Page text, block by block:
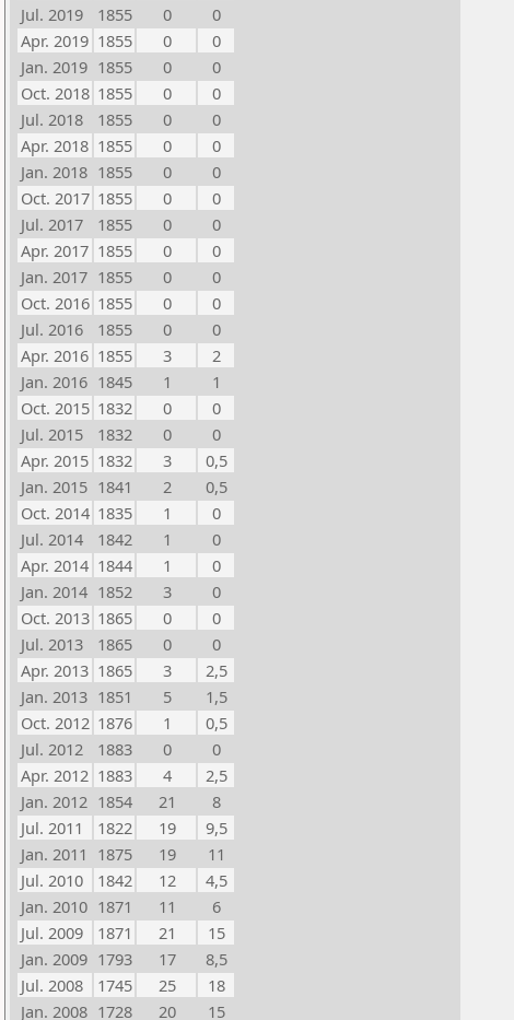
Jul. 2019
1855 0
0
Apr. 2019 1855 0
0
Jan. 2019 1855 0
0
Oct. 2018 1855 0
0
Jul. 2018
1855 0
0
Apr. 2018 1855 0
0
Jan. 2018 1855 0
0
Oct. 2017 1855 0
0
Jul. 2017
1855 0
0
Apr. 2017 1855 0
0
Jan. 2017 1855 0
0
Oct. 2016 1855 0
0
Jul. 2016
1855 0
0
Apr. 2016 1855 3
2
Jan. 2016 1845 1
1
Oct. 2015 1832 0
0
Jul. 2015
1832 0
0
Apr. 2015 1832 3
0,5
Jan. 2015 1841 2
0,5
Oct. 2014 1835 1
0
Jul. 2014
1842 1
0
Apr. 2014 1844 1
0
Jan. 2014 1852 3
0
Oct. 2013 1865 0
0
Jul. 2013
1865 0
0
Apr. 2013 1865 3
2,5
Jan. 2013 1851 5
1,5
Oct. 2012 1876 1
0,5
Jul. 2012
1883 0
0
Apr. 2012 1883 4
2,5
Jan. 2012 1854 21
8
Jul. 2011
1822 19
9,5
Jan. 2011 1875 19
11
Jul. 2010
1842 12
4,5
Jan. 2010 1871 11
6
Jul. 2009
1871 21
15
Jan. 2009 1793 17
8,5
Jul. 2008
1745 25
18
Jan. 2008 1728 20 15